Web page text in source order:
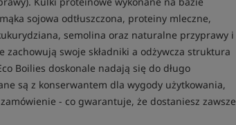
sojowa odtłuszczona, proteiny mleczne,
semolina oraz naturalne przyprawy i
swoje składniki a odżywcza struktura
Boilies doskonale nadają się do długo
są z konserwantem dla wygody użytkowania,
- co gwarantuje, że dostaniesz zawsze